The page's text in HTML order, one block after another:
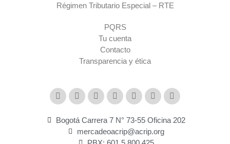
Régimen Tributario Especial – RTE​
PQRS
Tu cuenta
Contacto
Transparencia y ética
Bogotá Carrera 7 N° 73-55 Oficina 202
mercadeoacrip@acrip.org